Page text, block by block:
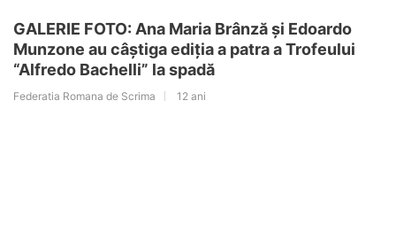
GALERIE FOTO: Ana Maria Brânză și Edoardo
Munzone au câștiga ediția a patra a Trofeului
“Alfredo Bachelli” la spadă
Federatia Romana de Scrima 12 ani